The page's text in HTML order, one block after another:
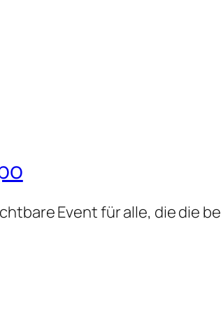
Event für alle, die die